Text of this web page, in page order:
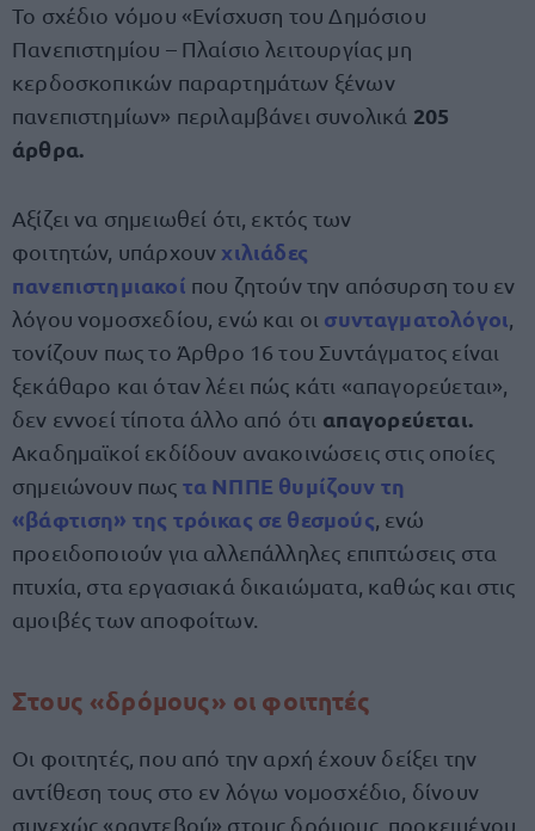
Το σχέδιο νόμου «Ενίσχυση του Δημόσιου
Πανεπιστημίου – Πλαίσιο λειτουργίας μη
κερδοσκοπικών παραρτημάτων ξένων
πανεπιστημίων» περιλαμβάνει συνολικά 205
άρθρα.
Αξίζει να σημειωθεί ότι, εκτός των
φοιτητών, υπάρχουν χιλιάδες
πανεπιστημιακοί που ζητούν την απόσυρση του εν
λόγου νομοσχεδίου, ενώ και οι συνταγματολόγοι
τονίζουν πως το Άρθρο 16 του Συντάγματος είναι
ξεκάθαρο και όταν λέει πώς κάτι «απαγορεύεται»,
δεν εννοεί τίποτα άλλο από ότι απαγορεύεται.
Ακαδημαϊκοί εκδίδουν ανακοινώσεις στις οποίες
σημειώνουν πως τα ΝΠΠΕ θυμίζουν τη
«βάφτιση» της τρόικας σε θεσμούς , ενώ
προειδοποιούν για αλλεπάλληλες επιπτώσεις στα
πτυχία, στα εργασιακά δικαιώματα, καθώς και στις
αμοιβές των αποφοίτων.
Στους «δρόμους» οι φοιτητές
Οι φοιτητές, που από την αρχή έχουν δείξει την
αντίθεση τους στο εν λόγω νομοσχέδιο, δίνουν
συνεχώς «ραντεβού» στους δρόμους, προκειμένου